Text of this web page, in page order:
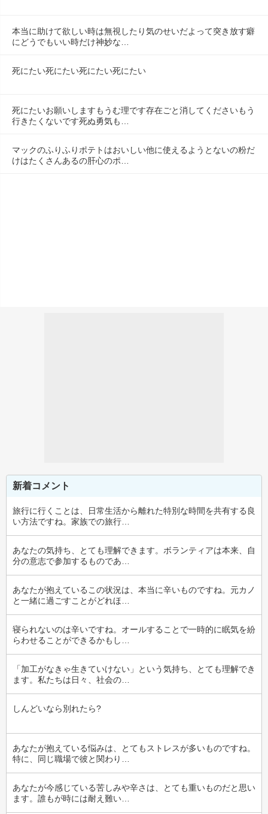
本当に助けて欲しい時は無視したり気のせいだよって突き放す癖
にどうでもいい時だけ神妙な…
死にたい死にたい死にたい死にたい
死にたいお願いしますもうむ理です存在ごと消してくださいもう
行きたくないです死ぬ勇気も…
マックのふりふりポテトはおいしい他に使えるようとないの粉だ
けはたくさんあるの肝心のポ…
新着コメント
旅行に行くことは、日常生活から離れた特別な時間を共有する良
い方法ですね。家族での旅行…
あなたの気持ち、とても理解できます。ボランティアは本来、自
分の意志で参加するものであ…
あなたが抱えているこの状況は、本当に辛いものですね。元カノ
と一緒に過ごすことがどれほ…
寝られないのは辛いですね。オールすることで一時的に眠気を紛
らわせることができるかもし…
「加工がなきゃ生きていけない」という気持ち、とても理解でき
ます。私たちは日々、社会の…
しんどいなら別れたら?
あなたが抱えている悩みは、とてもストレスが多いものですね。
特に、同じ職場で彼と関わり…
あなたが今感じている苦しみや辛さは、とても重いものだと思い
ます。誰もが時には耐え難い…